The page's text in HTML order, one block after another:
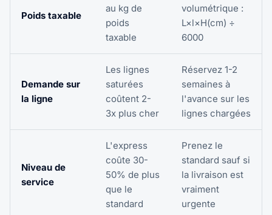
Poids taxable
au kg de
poids
taxable
volumétrique :
L×l×H(cm) ÷
6000
Demande sur
la ligne
Les lignes
saturées
coûtent 2-
3x plus cher
Réservez 1-2
semaines à
l'avance sur les
lignes chargées
Niveau de
service
L'express
coûte 30-
50% de plus
que le
standard
Prenez le
standard sauf si
la livraison est
vraiment
urgente